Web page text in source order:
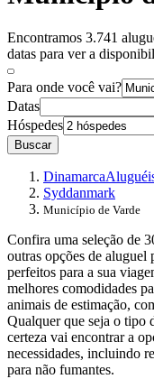
Encontramos 3.741
datas para ver a
Para onde você vai?
Datas
Hóspedes
Buscar
Dinamarca
Syddanmark
Município de Varde
Confira uma seleção de
outras opções de
perfeitos para a sua
melhores comodidades
animais de estimação,
Qualquer que seja o tipo
certeza vai encontrar a
necessidades, incluindo
para não fumantes.